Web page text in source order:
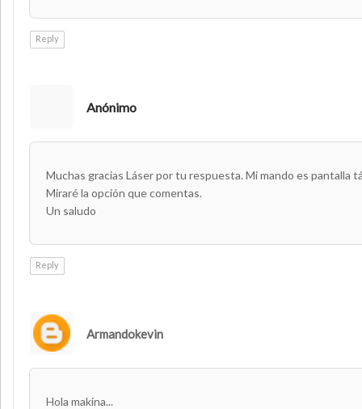
Reply
Anónimo
Muchas gracias Láser por tu respuesta. Mi mando es pantalla
Miraré la opción que comentas.
Un saludo
Reply
Armandokevin
Hola makina...